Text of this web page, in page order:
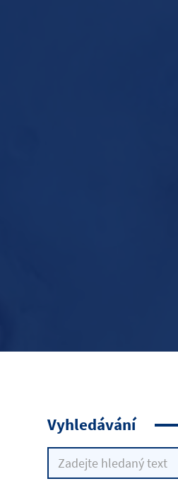
Vyhledávání